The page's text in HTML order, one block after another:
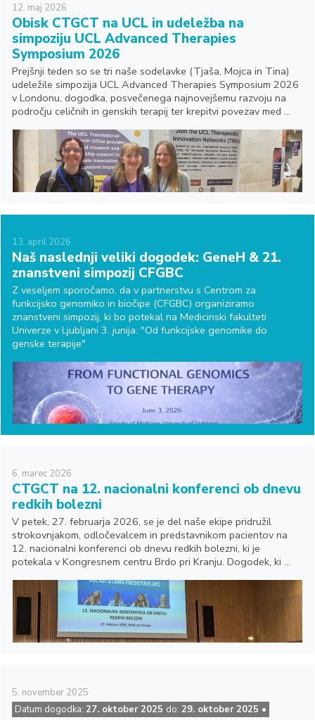
12. maj 2026
Obisk CTGCT na UCL in udeležba na
simpoziju UCL Advanced Therapies
Symposium 2026
Prejšnji teden so se tri naše sodelavke (Tjaša, Mojca in Tina)
udeležile simpozija UCL Advanced Therapies Symposium 2026
v Londonu, dogodka, posvečenega najnovejšemu razvoju na
področju celičnih in genskih terapij ter krepitvi povezav med ...
13. april 2026
Naš naslednji veliki dogodek: GeneH & 21.
znanstveni simpozij CFGBC
Z veseljem sporočamo, da v partnerstvu s Centrom za
funkcijsko genomiko in biočipe (CFGBC) organiziramo
znanstveni simpozij, ki bo potekal na Medicinski fakulteti
Univerze v Ljubljani 3. junija. "Od funkcijske genomike do
genske terapije"
6. marec 2026
CTGCT na 12. nacionalni konferenci ob dnevu
redkih bolezni
V petek, 27. februarja 2026, se je del naše ekipe pridružil
strokovnjakom, odločevalcem in predstavnikom pacientov na
12. nacionalni konferenci ob dnevu redkih bolezni, ki je
potekala v Kongresnem centru Brdo pri Kranju. Dogodek, ki ...
5. november 2025
Datum dogodka: 27. oktober 2025 do: 29. oktober 2025 •